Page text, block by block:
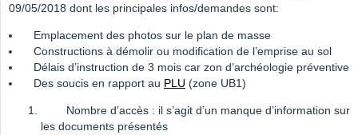
09/05/2018 dont les principales infos/demandes sont:
Emplacement des photos sur le plan de masse
Constructions à démolir ou modification de l’emprise au sol
Délais d’instruction de 3 mois car zon d’archéologie préventive
Des soucis en rapport au PLU (zone UB1)
Nombre d’accès : il s’agit d’un manque d’information sur
les documents présentés